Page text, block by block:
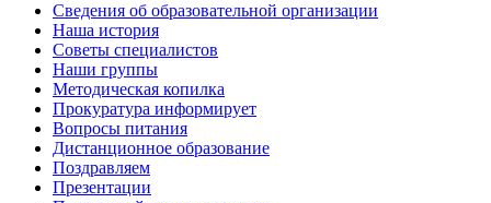
Сведения об образовательной организации
Наша история
Советы специалистов
Наши группы
Методическая копилка
Прокуратура информирует
Вопросы питания
Дистанционное образование
Поздравляем
Презентации